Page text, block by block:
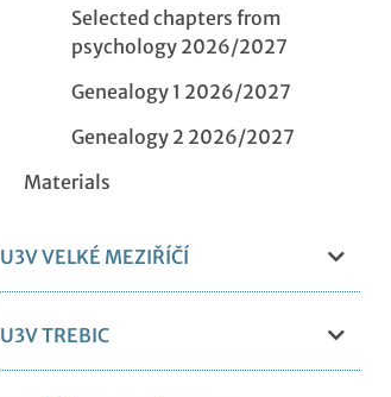
Selected chapters from
psychology 2026/2027
Genealogy 1 2026/2027
Genealogy 2 2026/2027
Materials
U3V VELKÉ MEZIŘÍČÍ
U3V TREBIC